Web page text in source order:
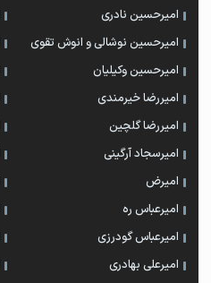
امیرحسین نادری
امیرحسین نوشالی و انوش تقوی
امیرحسین وکیلیان
امیررضا خیرمندی
امیررضا گلچین
امیرسجاد آرگینی
امیرض
امیرعباس ره
امیرعباس گودرزی
امیرعلی بهادری